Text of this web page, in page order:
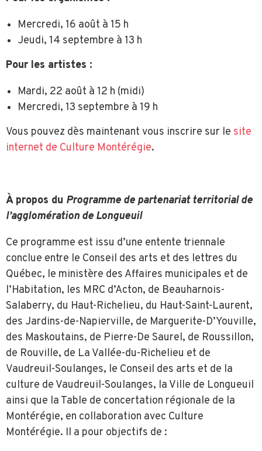
Mercredi, 16 août à 15 h
Jeudi, 14 septembre à 13 h
Pour les artistes :
Mardi, 22 août à 12 h (midi)
Mercredi, 13 septembre à 19 h
Vous pouvez dès maintenant vous inscrire sur le site
internet de Culture Montérégie.
À propos du Programme de partenariat territorial de
l’agglomération de Longueuil
Ce programme est issu d’une entente triennale
conclue entre le Conseil des arts et des lettres du
Québec, le ministère des Affaires municipales et de
l’Habitation, les MRC d’Acton, de Beauharnois-
Salaberry, du Haut-Richelieu, du Haut-Saint-Laurent,
des Jardins-de-Napierville, de Marguerite-D’Youville,
des Maskoutains, de Pierre-De Saurel, de Roussillon,
de Rouville, de La Vallée-du-Richelieu et de
Vaudreuil-Soulanges, le Conseil des arts et de la
culture de Vaudreuil-Soulanges, la Ville de Longueuil
ainsi que la Table de concertation régionale de la
Montérégie, en collaboration avec Culture
Montérégie. Il a pour objectifs de :